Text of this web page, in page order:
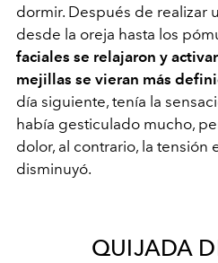
dormir. Después de realizar
desde la oreja hasta los
faciales se relajaron y
mejillas se vieran más
día siguiente, tenía la
había gesticulado mucho,
dolor, al contrario, la tensión
disminuyó.
QUIJADA